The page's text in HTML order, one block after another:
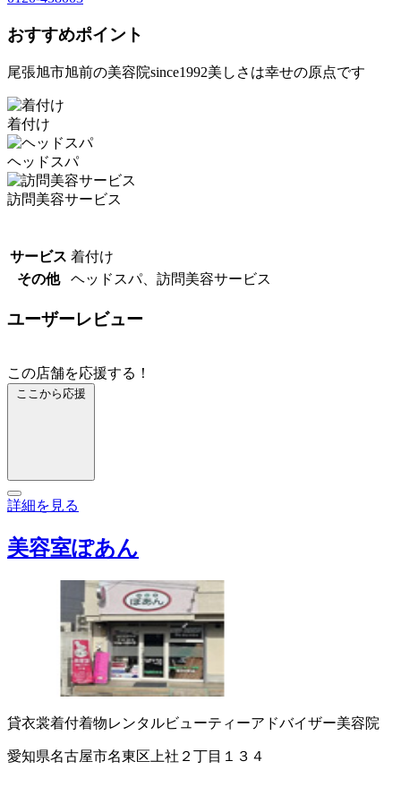
おすすめポイント
尾張旭市旭前の美容院since1992美しさは幸せの原点です
着付け
ヘッドスパ
訪問美容サービス
サービス 着付け
その他
ヘッドスパ、訪問美容サービス
ユーザーレビュー
この店舗を応援する！
ここから応援
詳細を見る
美容室ぽあん
貸衣裳着付着物レンタルビューティーアドバイザー美容院
愛知県名古屋市名東区上社２丁目１３４